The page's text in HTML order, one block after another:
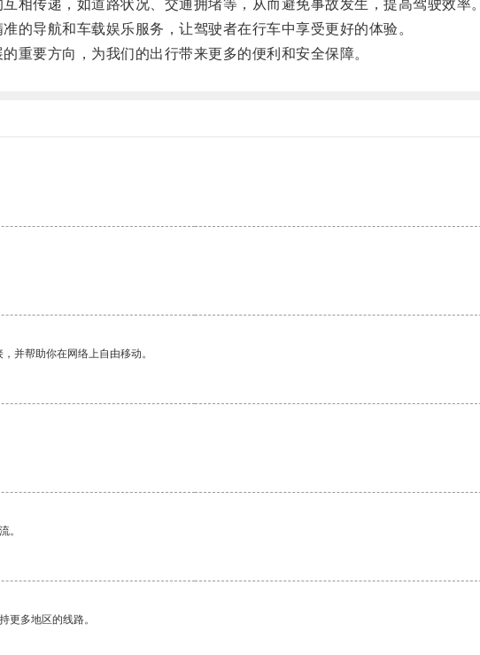
传递，如道路状况、交通拥堵等，从而避免事故发生，提高驾驶效率。
导航和车载娱乐服务，让驾驶者在行车中享受更好的体验。
要方向，为我们的出行带来更多的便利和安全保障。
并帮助你在网络上自由移动。
。
更多地区的线路。